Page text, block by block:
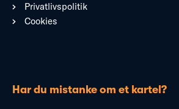
Privatlivspolitik
Cookies
Har du mistanke om et kartel?